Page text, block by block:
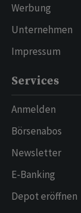
Werbung
Unternehmen
Impressum
Services
Anmelden
Börsenabos
Newsletter
E-Banking
Depot eröffnen